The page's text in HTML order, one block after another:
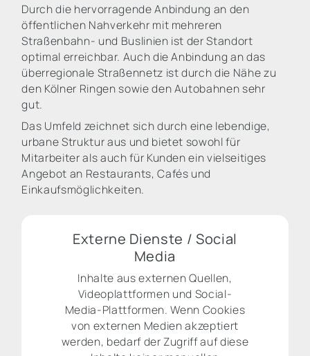
Durch die hervorragende Anbindung an den
öffentlichen Nahverkehr mit mehreren
Straßenbahn- und Buslinien ist der Standort
optimal erreichbar. Auch die Anbindung an das
überregionale Straßennetz ist durch die Nähe zu
den Kölner Ringen sowie den Autobahnen sehr
gut.
Das Umfeld zeichnet sich durch eine lebendige,
urbane Struktur aus und bietet sowohl für
Mitarbeiter als auch für Kunden ein vielseitiges
Angebot an Restaurants, Cafés und
Einkaufsmöglichkeiten.
Externe Dienste / Social
Media
Inhalte aus externen Quellen,
Videoplattformen und Social-
Media-Plattformen. Wenn Cookies
von externen Medien akzeptiert
werden, bedarf der Zugriff auf diese